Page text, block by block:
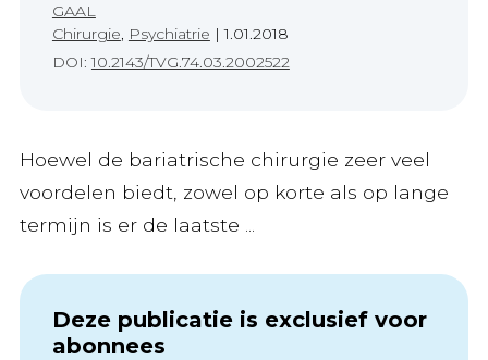
GAAL
Chirurgie, Psychiatrie |1.01.2018
DOI:10.2143/TVG.74.03.2002522
Hoewel de bariatrische chirurgie zeer veel
voordelen biedt, zowel op korte als op lange
termijn is er de laatste ...
Deze publicatie is exclusief voor
abonnees